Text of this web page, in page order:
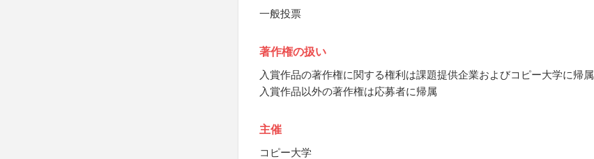
一般投票
著作権の扱い
入賞作品の著作権に関する権利は課題提供企業およびコピー大学に帰属
入賞作品以外の著作権は応募者に帰属
主催
コピー大学